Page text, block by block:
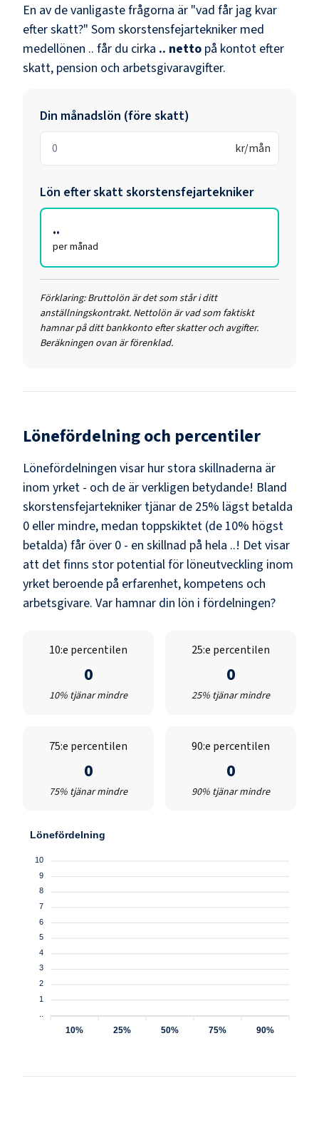
En av de vanligaste frågorna är "vad får jag kvar
efter skatt?" Som skorstensfejartekniker med
medellönen .. får du cirka .. netto på kontot efter
skatt, pension och arbetsgivaravgifter.
Din månadslön (före skatt)
kr/mån
Lön efter skattskorstensfejartekniker
..
per månad
Förklaring: Bruttolön är det som står i ditt
anställningskontrakt. Nettolön är vad som faktiskt
hamnar på ditt bankkonto efter skatter och avgifter.
Beräkningen ovan är förenklad.
Lönefördelning och percentiler
Lönefördelningen visar hur stora skillnaderna är
inom yrket - och de är verkligen betydande! Bland
skorstensfejartekniker tjänar de 25% lägst betalda
0 eller mindre, medan toppskiktet (de 10% högst
betalda) får över 0 - en skillnad på hela ..! Det visar
att det finns stor potential för löneutveckling inom
yrket beroende på erfarenhet, kompetens och
arbetsgivare. Var hamnar din lön i fördelningen?
10:e percentilen
0
10% tjänar mindre
25:e percentilen
0
25% tjänar mindre
75:e percentilen
0
75% tjänar mindre
90:e percentilen
0
90% tjänar mindre
Lönefördelning
10
9
8
7
6
5
4
3
2
1
10% 25% 50% 75% 90%